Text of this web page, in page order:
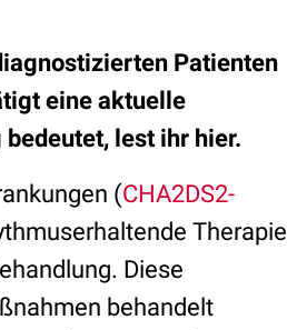
Patienten
eine aktuelle
lest ihr hier.
(CHA2DS2-
Therapie
Diese
behandelt